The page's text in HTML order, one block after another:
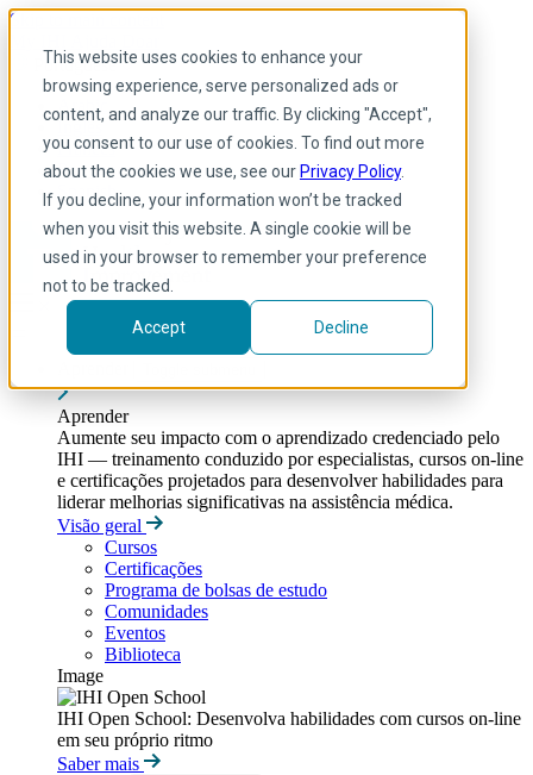
This website uses cookies to enhance your
browsing experience, serve personalized ads or
content, and analyze our traffic. By clicking "Accept",
you consent to our use of cookies. To find out more
about the cookies we use, see our Privacy Policy.
If you decline, your information won’t be tracked
when you visit this website. A single cookie will be
used in your browser to remember your preference
not to be tracked.
Accept Decline
Skip to main content
Portuguese
Arabic
Inglês
Francês
Portuguese
Spanish
Aprender
Aumente seu impacto com o aprendizado credenciado pelo
IHI — treinamento conduzido por especialistas, cursos on-line
e certificações projetados para desenvolver habilidades para
liderar melhorias significativas na assistência médica.
Visão geral
Cursos
Certificações
Programa de bolsas de estudo
Comunidades
Eventos
Biblioteca
Image
IHI Open School: Desenvolva habilidades com cursos on-line
em seu próprio ritmo
Saber mais